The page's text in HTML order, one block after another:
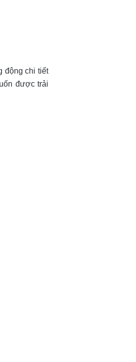
động chi tiết
được trải